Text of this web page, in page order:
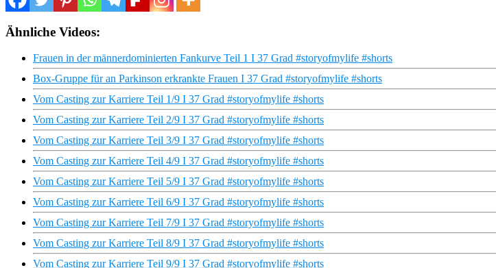
Ähnliche Videos:
Frauen in der männerdominierten Fankurve Teil 1 I 37 Grad #storyofmylife #shorts
Box-Gruppe für an Parkinson erkrankte Frauen I 37 Grad #storyofmylife #shorts
Vom Casting zur Karriere Teil 1/9 I 37 Grad #storyofmylife #shorts
Vom Casting zur Karriere Teil 2/9 I 37 Grad #storyofmylife #shorts
Vom Casting zur Karriere Teil 3/9 I 37 Grad #storyofmylife #shorts
Vom Casting zur Karriere Teil 4/9 I 37 Grad #storyofmylife #shorts
Vom Casting zur Karriere Teil 5/9 I 37 Grad #storyofmylife #shorts
Vom Casting zur Karriere Teil 6/9 I 37 Grad #storyofmylife #shorts
Vom Casting zur Karriere Teil 7/9 I 37 Grad #storyofmylife #shorts
Vom Casting zur Karriere Teil 8/9 I 37 Grad #storyofmylife #shorts
Vom Casting zur Karriere Teil 9/9 I 37 Grad #storyofmylife #shorts